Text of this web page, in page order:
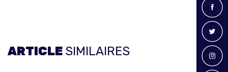
ARTICLE SIMILAIRES